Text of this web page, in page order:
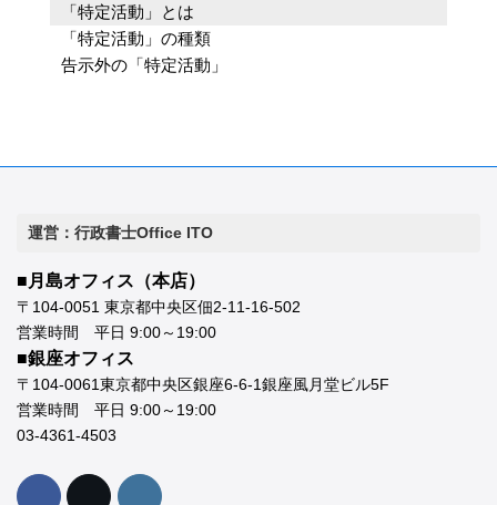
「特定活動」とは
「特定活動」の種類
告示外の「特定活動」
運営：行政書士Office ITO
■月島オフィス（本店）
〒104-0051 東京都中央区佃2-11-16-502
営業時間 平日 9:00～19:00
■銀座オフィス
〒104-0061東京都中央区銀座6-6-1銀座風月堂ビル5F
営業時間 平日 9:00～19:00
03-4361-4503